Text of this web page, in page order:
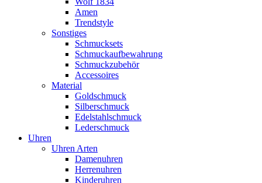
Amen
Trendstyle
Sonstiges
Schmucksets
Schmuckaufbewahrung
Schmuckzubehör
Accessoires
Material
Goldschmuck
Silberschmuck
Edelstahlschmuck
Lederschmuck
Uhren
Uhren Arten
Damenuhren
Herrenuhren
Kinderuhren